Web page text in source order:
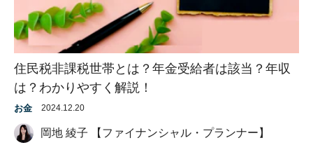
住民税非課税世帯とは？年金受給者は該当？年収
は？わかりやすく解説！
お金 2024.12.20
岡地 綾子 【ファイナンシャル・プランナー】